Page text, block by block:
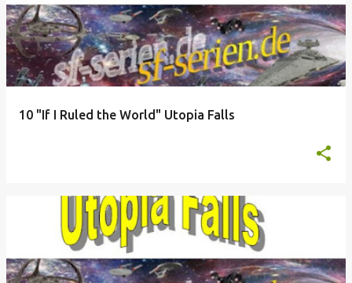
s
t
s
10 "If I Ruled the World" Utopia Falls